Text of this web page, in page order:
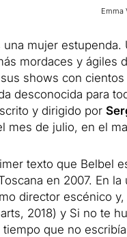
Emma
una mujer estupenda.
mordaces y ágiles
shows con
desconocida para
y dirigido por
mes de julio, en el
texto que Belbel
en 2007. En
director escénico
2018) y Si no te
que no